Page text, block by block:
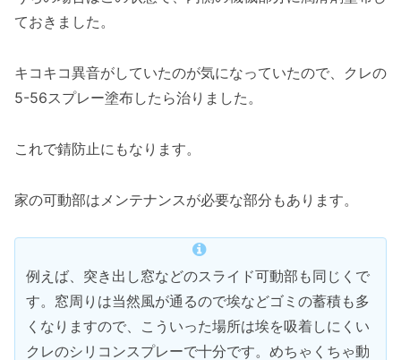
ておきました。
キコキコ異音がしていたのが気になっていたので、クレの
5-56スプレー塗布したら治りました。
これで錆防止にもなります。
家の可動部はメンテナンスが必要な部分もあります。
例えば、突き出し窓などのスライド可動部も同じくで
す。窓周りは当然風が通るので埃などゴミの蓄積も多
くなりますので、こういった場所は埃を吸着しにくい
クレのシリコンスプレーで十分です。めちゃくちゃ動